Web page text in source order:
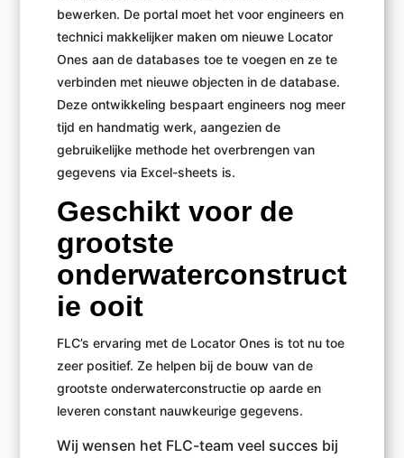
bewerken. De portal moet het voor engineers en
technici makkelijker maken om nieuwe Locator
Ones aan de databases toe te voegen en ze te
verbinden met nieuwe objecten in de database.
Deze ontwikkeling bespaart engineers nog meer
tijd en handmatig werk, aangezien de
gebruikelijke methode het overbrengen van
gegevens via Excel-sheets is.
Geschikt voor de
grootste
onderwaterconstruct
ie ooit
FLC’s ervaring met de Locator Ones is tot nu toe
zeer positief. Ze helpen bij de bouw van de
grootste onderwaterconstructie op aarde en
leveren constant nauwkeurige gegevens.
Wij wensen het FLC-team veel succes bij